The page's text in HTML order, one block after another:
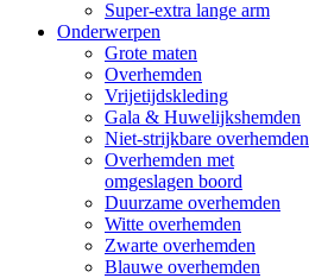
Super-extra lange arm
Onderwerpen
Grote maten
Overhemden
Vrijetijdskleding
Gala & Huwelijkshemden
Niet-strijkbare overhemden
Overhemden met
omgeslagen boord
Duurzame overhemden
Witte overhemden
Zwarte overhemden
Blauwe overhemden